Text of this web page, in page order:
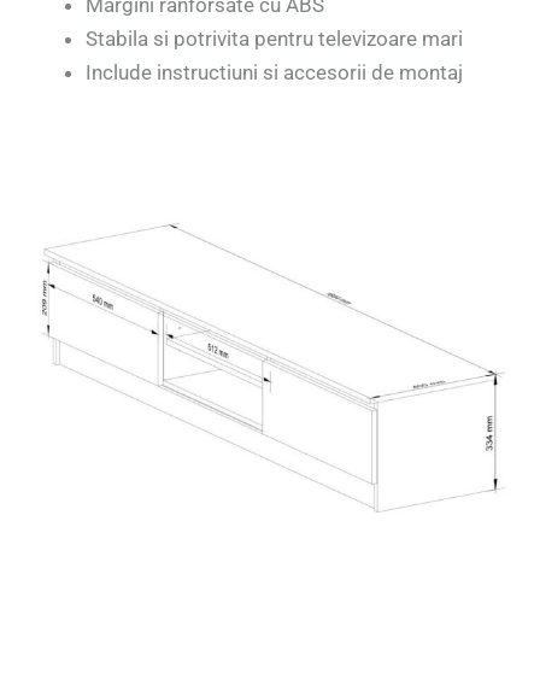
Margini ranforsate cu ABS
Stabila si potrivita pentru televizoare mari
Include instructiuni si accesorii de montaj